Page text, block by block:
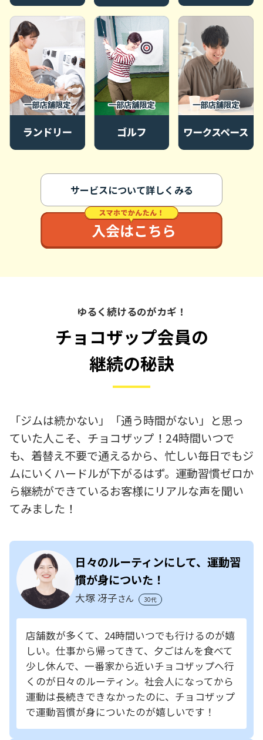
サービスについて詳しくみる
ゆるく続けるのがカギ！
チョコザップ会員の
継続の秘訣
「ジムは続かない」「通う時間がない」と思っ
ていた人こそ、チョコザップ！24時間いつで
も、着替え不要で通えるから、忙しい毎日でもジ
ムにいくハードルが下がるはず。運動習慣ゼロか
ら継続ができているお客様にリアルな声を聞い
てみました！
日々のルーティンにして、運動習
慣が身についた！
大塚 冴子さん 30代
店舗数が多くて、24時間いつでも行けるのが嬉
しい。仕事から帰ってきて、夕ごはんを食べて
少し休んで、一番家から近いチョコザップへ行
くのが日々のルーティン。社会人になってから
運動は長続きできなかったのに、チョコザップ
で運動習慣が身についたのが嬉しいです！